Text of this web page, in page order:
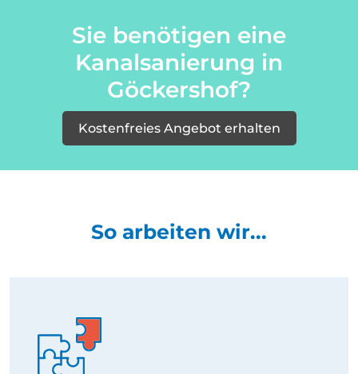
Sie benötigen eine
Kanalsanierung in
Göckershof?
Kostenfreies Angebot erhalten
So arbeiten wir...